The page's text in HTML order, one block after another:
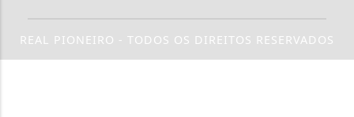
REAL PIONEIRO - TODOS OS DIREITOS RESERVADOS